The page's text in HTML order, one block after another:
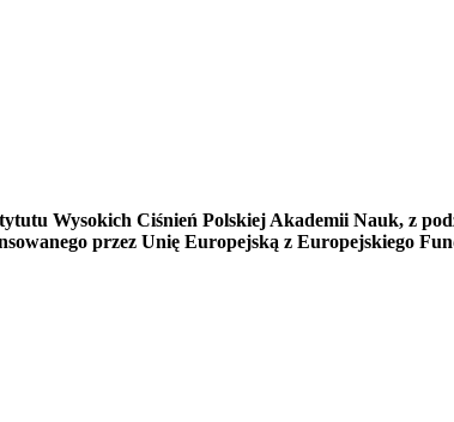
Wysokich Ciśnień Polskiej Akademii Nauk, z
przez Unię Europejską z Europejskiego